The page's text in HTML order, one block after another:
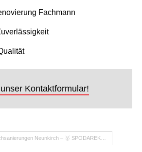
Kontaktformular!
Neunkirch – 🥇 SPODAREK…